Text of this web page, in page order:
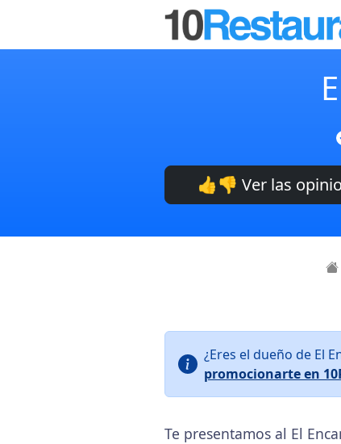
👍👎 Ver las
¿Eres el dueño de El
promocionarte en
Te presentamos al El